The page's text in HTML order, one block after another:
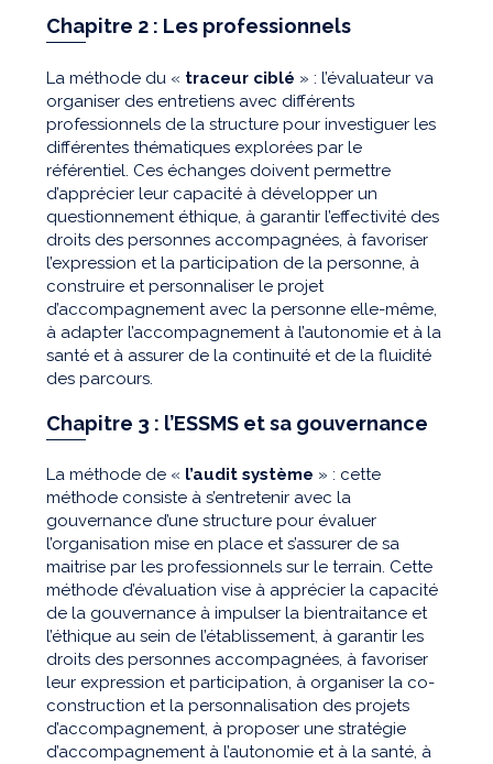
Chapitre 2 : Les professionnels
La méthode du « traceur ciblé » : l’évaluateur va
organiser des entretiens avec différents
professionnels de la structure pour investiguer les
différentes thématiques explorées par le
référentiel. Ces échanges doivent permettre
d’apprécier leur capacité à développer un
questionnement éthique, à garantir l’effectivité des
droits des personnes accompagnées, à favoriser
l’expression et la participation de la personne, à
construire et personnaliser le projet
d’accompagnement avec la personne elle-même,
à adapter l’accompagnement à l’autonomie et à la
santé et à assurer de la continuité et de la fluidité
des parcours.
Chapitre 3 : l’ESSMS et sa gouvernance
La méthode de « l’audit système » : cette
méthode consiste à s’entretenir avec la
gouvernance d’une structure pour évaluer
l’organisation mise en place et s’assurer de sa
maitrise par les professionnels sur le terrain. Cette
méthode d’évaluation vise à apprécier la capacité
de la gouvernance à impulser la bientraitance et
l’éthique au sein de l’établissement, à garantir les
droits des personnes accompagnées, à favoriser
leur expression et participation, à organiser la co-
construction et la personnalisation des projets
d’accompagnement, à proposer une stratégie
d’accompagnement à l’autonomie et à la santé, à